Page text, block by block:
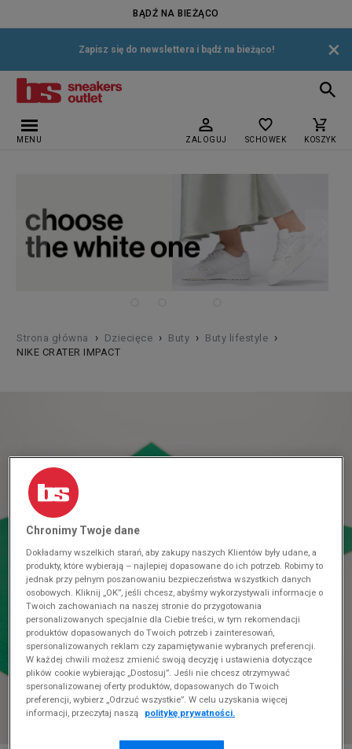
BĄDŹ NA BIEŻĄCO
Zapisz się do newslettera i bądź na bieżąco! ×
MENU ZALOGUJ SCHOWEK KOSZYK
Strona główna › Dziecięce › Buty › Buty lifestyle ›
NIKE CRATER IMPACT
Chronimy Twoje dane
Dokładamy wszelkich starań, aby zakupy naszych Klientów były udane, a
produkty, które wybierają – najlepiej dopasowane do ich potrzeb. Robimy to
jednak przy pełnym poszanowaniu bezpieczeństwa wszystkich danych
osobowych. Kliknij „OK”, jeśli chcesz, abyśmy wykorzystywali informacje o
Twoich zachowaniach na naszej stronie do przygotowania
personalizowanych specjalnie dla Ciebie treści, w tym rekomendacji
produktów dopasowanych do Twoich potrzeb i zainteresowań,
spersonalizowanych reklam czy zapamiętywanie wybranych preferencji.
W każdej chwili możesz zmienić swoją decyzję i ustawienia dotyczące
plików cookie wybierając „Dostosuj”. Jeśli nie chcesz otrzymywać
spersonalizowanej oferty produktów, dopasowanych do Twoich
preferencji, wybierz „Odrzuć wszystkie”. W celu uzyskania więcej
informacji, przeczytaj naszą
politykę prywatności.